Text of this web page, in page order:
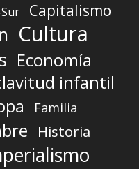
Capitalismo
Cultura
Economía
infantil
Familia
Historia